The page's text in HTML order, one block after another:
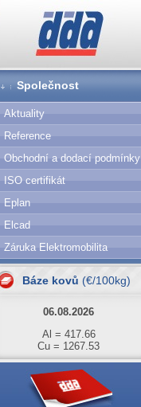
Společnost
Aktuality
Reference
Obchodní a dodací podmínky
ISO certifikát
Eplan
Elcad
Záruka Elektromobilita
Báze kovů (€/100kg)
07.08.2026
Al = 420.61
Cu = 1293.63
Cu = 1267.53
05.08.2026
Al = 422.01
Cu = 1273.71